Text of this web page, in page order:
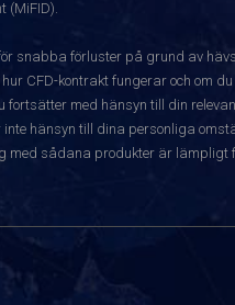
(MiFID).
snabba förluster på grund av
CFD-kontrakt fungerar och om
med hänsyn till din
hänsyn till dina personliga
med sådana produkter är lämpligt